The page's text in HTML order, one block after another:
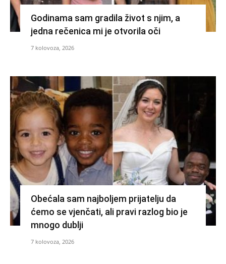
Godinama sam gradila život s njim, a
jedna rečenica mi je otvorila oči
7 kolovoza, 2026
Obećala sam najboljem prijatelju da
ćemo se vjenčati, ali pravi razlog bio je
mnogo dublji
7 kolovoza, 2026